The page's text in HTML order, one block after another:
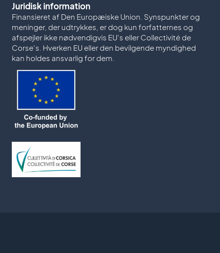
Juridisk information
Finansieret af Den Europæiske Union. Synspunkter og
meninger, der udtrykkes, er dog kun forfatternes og
afspejler ikke nødvendigvis EU's eller Collectivité de
Corse's. Hverken EU eller den bevilgende myndighed
kan holdes ansvarlig for dem.